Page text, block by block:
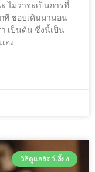
ไม่ว่าจะเป็นการที่
ที ชอบเดินมานอน
เป็นต้น ซึ่งนี้เป็น
อง
วิธีดูแลสัตว์เลี้ยง